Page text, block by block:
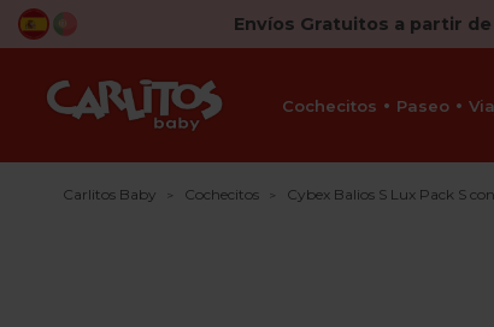
Envíos Gratuitos a partir
Cochecitos Paseo
Carlitos Baby Cochecitos Cybex Balios S Lux Pack S